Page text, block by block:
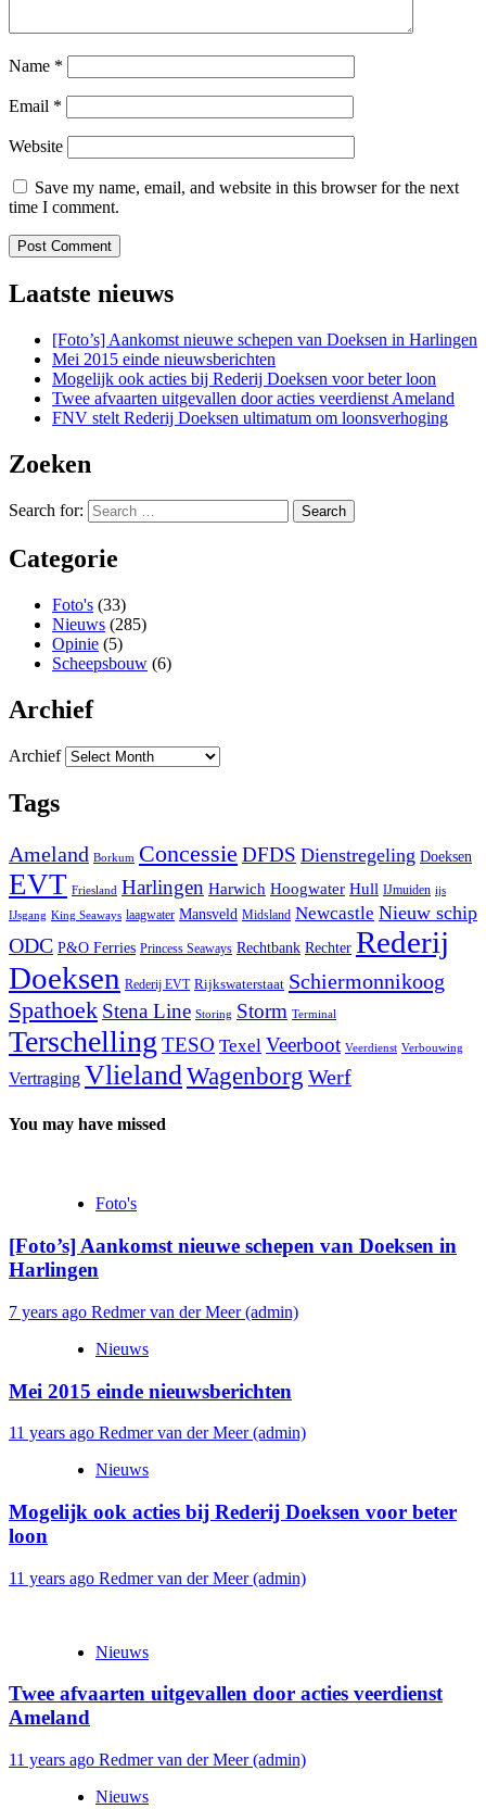
Name *
Email *
Website
Save my name, email, and website in this browser for the next
time I comment.
Laatste nieuws
[Foto’s] Aankomst nieuwe schepen van Doeksen in Harlingen
Mei 2015 einde nieuwsberichten
Mogelijk ook acties bij Rederij Doeksen voor beter loon
Twee afvaarten uitgevallen door acties veerdienst Ameland
FNV stelt Rederij Doeksen ultimatum om loonsverhoging
Zoeken
Search for:
Categorie
Foto's (33)
Nieuws (285)
Opinie (5)
Scheepsbouw (6)
Archief
Archief
Tags
Ameland Borkum Concessie DFDS Dienstregeling Doeksen
EVT Friesland Harlingen Harwich Hoogwater Hull IJmuiden ijs
IJsgang King Seaways laagwater Mansveld Midsland Newcastle Nieuw schip
ODC P&O Ferries Princess Seaways Rechtbank Rechter Rederij
Doeksen Rederij EVT Rijkswaterstaat Schiermonnikoog
Spathoek Stena Line Storing Storm Terminal
Terschelling TESO Texel Veerboot Veerdienst Verbouwing
Vertraging VlielandWagenborg Werf
You may have missed
Foto's
[Foto’s] Aankomst nieuwe schepen van Doeksen in
Harlingen
7 years ago Redmer van der Meer (admin)
Nieuws
Mei 2015 einde nieuwsberichten
11 years ago Redmer van der Meer (admin)
Nieuws
Mogelijk ook acties bij Rederij Doeksen voor beter
loon
11 years ago Redmer van der Meer (admin)
Nieuws
Twee afvaarten uitgevallen door acties veerdienst
Ameland
11 years ago Redmer van der Meer (admin)
Nieuws